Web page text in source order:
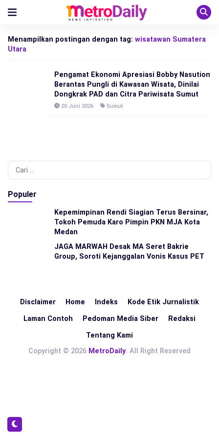
Menampilkan postingan dengan tag: wisatawan Sumatera
Utara
Pengamat Ekonomi Apresiasi Bobby Nasution
Berantas Pungli di Kawasan Wisata, Dinilai
Dongkrak PAD dan Citra Pariwisata Sumut
20 Juni 2026 Sumut
Cari
untuk:
Populer
Kepemimpinan Rendi Siagian Terus Bersinar,
Tokoh Pemuda Karo Pimpin PKN MJA Kota
Medan
JAGA MARWAH Desak MA Seret Bakrie
Group, Soroti Kejanggalan Vonis Kasus PET
Disclaimer Home Indeks Kode Etik Jurnalistik
Laman Contoh Pedoman Media Siber Redaksi
Tentang Kami
Copyright © 2026 MetroDaily. All Right Reserved